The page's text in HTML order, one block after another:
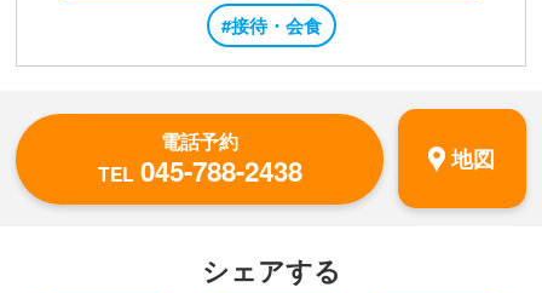
#接待・会食
電話予約
TEL 045-788-2438 地図
シェアする